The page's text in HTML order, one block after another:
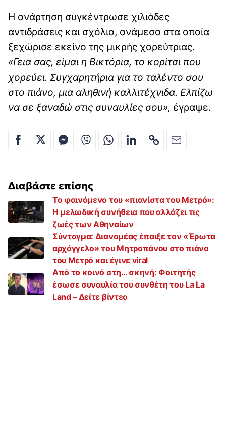
Η ανάρτηση συγκέντρωσε χιλιάδες
αντιδράσεις και σχόλια, ανάμεσα στα οποία
ξεχώρισε εκείνο της μικρής χορεύτριας.
«Γεια σας, είμαι η Βικτόρια, το κορίτσι που
χορεύει. Συγχαρητήρια για το ταλέντο σου
στο πιάνο, μια αληθινή καλλιτέχνιδα. Ελπίζω
να σε ξαναδώ στις συναυλίες σου», έγραψε.
Διαβάστε επίσης
Το φαινόμενο του «πιανίστα του Μετρό»:
Η μελωδική συνήθεια που αλλάζει τις
ζωές των Αθηναίων
Σύνταγμα: Διανομέας έπαιξε τον «Έρωτα
αρχάγγελο» του Μητροπάνου στο πιάνο
του Μετρό και έγινε viral
Από το κοινό στη… σκηνή: Φοιτητής
έσωσε συναυλία του συνθέτη του La La
Land – Δείτε βίντεο